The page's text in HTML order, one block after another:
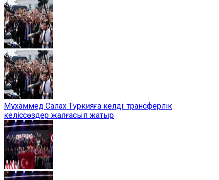
Мұхаммед Салах Түркияға келді: трансферлік
келіссөздер жалғасып жатыр